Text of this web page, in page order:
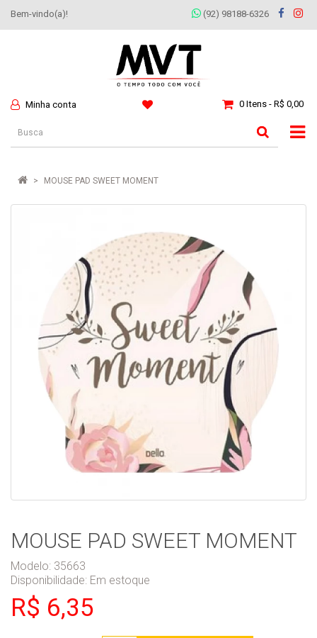
Bem-vindo(a)! (92) 98188-6326
Minha conta 0 Itens - R$ 0,00
MOUSE PAD SWEET MOMENT
MOUSE PAD SWEET MOMENT
Modelo: 35663
Disponibilidade: Em estoque
R$ 6,35